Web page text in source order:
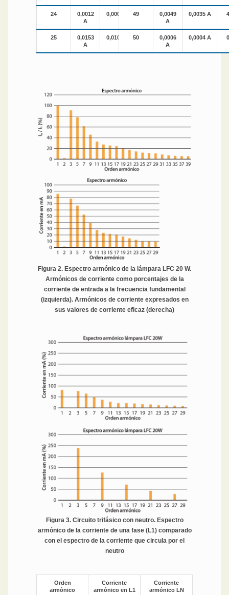
24
0,0012
A
0,0008 A 0,97%
25
0,0153
A
0,0108 A 12,58%
49
0,0049
A
0,0035 A
50
0,0006
A
0,0004 A
Figura 2. Espectro armónico de la lámpara LFC 20 W.
Armónicos de corriente como porcentajes de la
corriente de entrada a la frecuencia fundamental
(izquierda). Armónicos de corriente expresados en
sus valores de corriente eficaz (derecha)
Figura 3. Circuito trifásico con neutro. Espectro
armónico de la corriente de una fase (L1) comparado
con el espectro de la corriente que circula por el
neutro
Orden
armónico
Corriente
armónico en L1
Corriente
armónico LN